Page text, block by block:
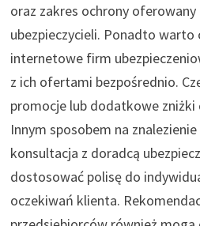
oraz zakres ochrony oferowany
ubezpieczycieli. Ponadto
internetowe firm
z ich ofertami bezpośrednio.
promocje lub dodatkowe
Innym sposobem na
konsultacja z doradcą
dostosować polisę do
oczekiwań klienta.